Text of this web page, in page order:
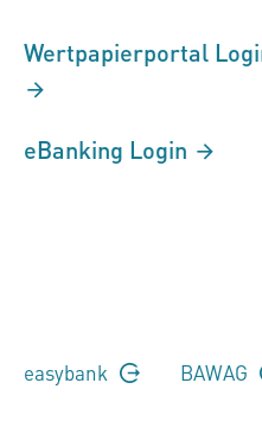
Wertpapierportal
eBanking Login
easybank BAWAG